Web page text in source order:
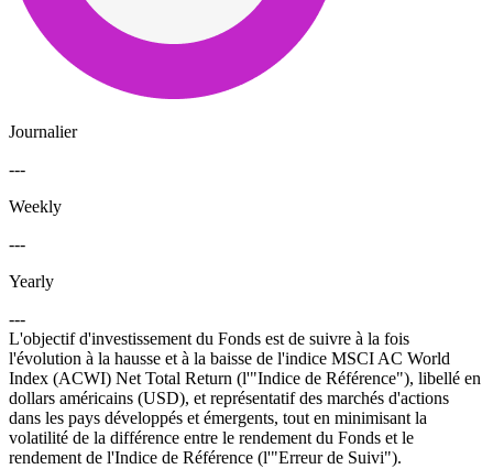
Journalier
---
Weekly
---
Yearly
---
L'objectif d'investissement du Fonds est de suivre à la fois
l'évolution à la hausse et à la baisse de l'indice MSCI AC World
Index (ACWI) Net Total Return (l'"Indice de Référence"), libellé en
dollars américains (USD), et représentatif des marchés d'actions
dans les pays développés et émergents, tout en minimisant la
volatilité de la différence entre le rendement du Fonds et le
rendement de l'Indice de Référence (l'"Erreur de Suivi").